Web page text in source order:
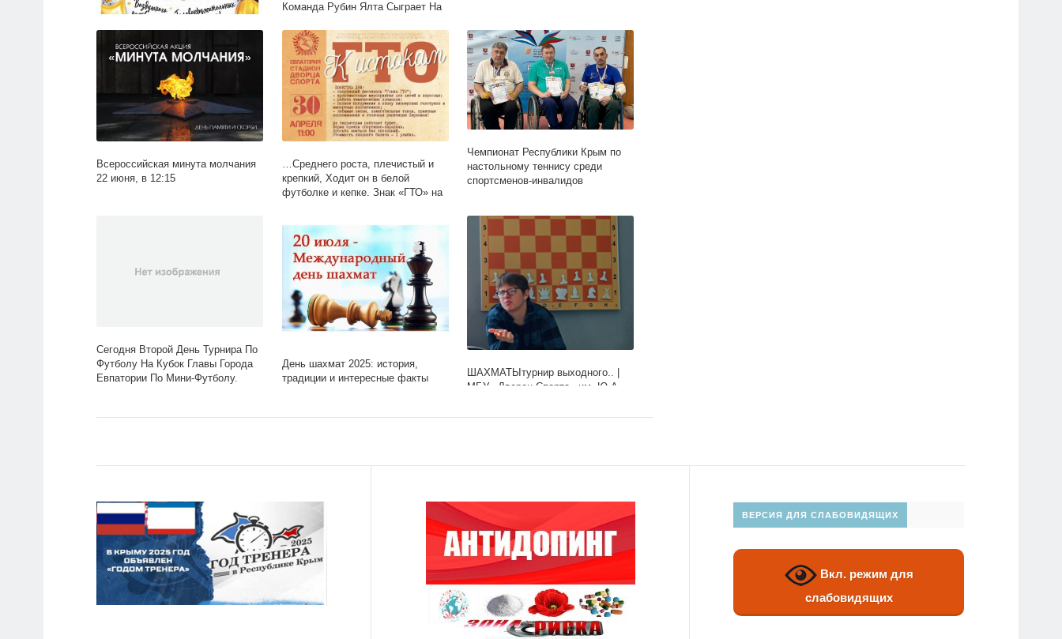
А мы специально дожидались
темноты — иначе звёздочку
Управления по делам семьи,
молодежи и спорта с.. |МБУ
«Дворец Спорта» им. Ю.А.
Гагарина
Команда Рубин Ялта Сыграет На
«Дворец Спорта» Им. Ю.а.
Гагарина
Всероссийская минута молчания
22 июня, в 12:15
…Среднего роста, плечистый и
крепкий, Ходит он в белой
футболке и кепке. Знак «ГТО» на
Чемпионат Республики Крым по
настольному теннису среди
спортсменов-инвалидов
Сегодня Второй День Турнира По
Футболу На Кубок Главы Города
Евпатории По Мини-Футболу.
День шахмат 2025: история,
традиции и интересные факты
ШАХМАТЫтурнир выходного.. |
МБУ «Дворец Спорта» им. Ю.А.
ВЕРСИЯ ДЛЯ СЛАБОВИДЯЩИХ
Вкл. режим для
слабовидящих